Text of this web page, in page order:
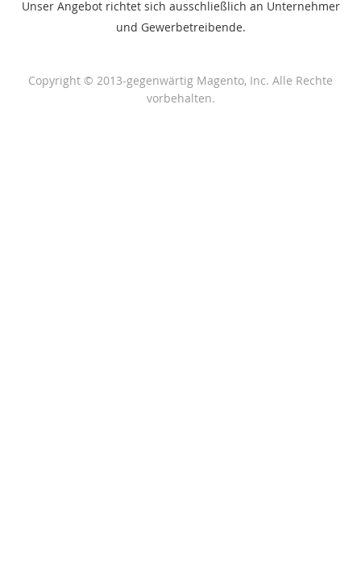
Unser Angebot richtet sich ausschließlich an Unternehmer
und Gewerbetreibende.
Copyright © 2013-gegenwärtig Magento, Inc. Alle Rechte
vorbehalten.